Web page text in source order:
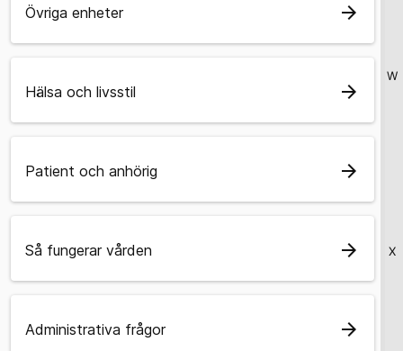
W
X
Övriga enheter arrow_forward
Hälsa och livsstil arrow_forward
Patient och anhörig arrow_forward
Så fungerar vården arrow_forward
Administrativa frågor arrow_forward